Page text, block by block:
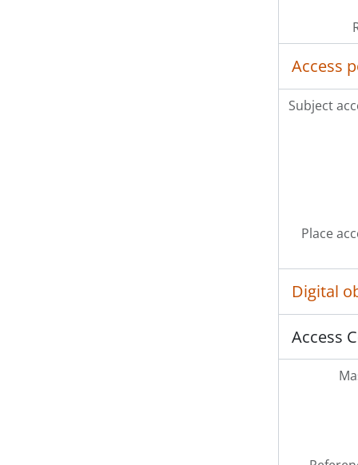
Access
Subject
Place
Digital
Access